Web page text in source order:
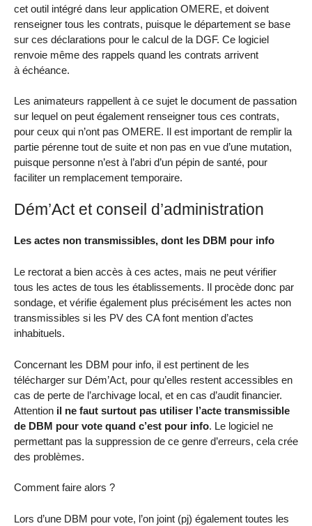
cet outil intégré dans leur application OMERE, et doivent
renseigner tous les contrats, puisque le département se base
sur ces déclarations pour le calcul de la DGF. Ce logiciel
renvoie même des rappels quand les contrats arrivent
à échéance.
Les animateurs rappellent à ce sujet le document de passation
sur lequel on peut également renseigner tous ces contrats,
pour ceux qui n’ont pas OMERE. Il est important de remplir la
partie pérenne tout de suite et non pas en vue d’une mutation,
puisque personne n’est à l’abri d’un pépin de santé, pour
faciliter un remplacement temporaire.
Dém’Act et conseil d’administration
Les actes non transmissibles, dont les DBM pour info
Le rectorat a bien accès à ces actes, mais ne peut vérifier
tous les actes de tous les établissements. Il procède donc par
sondage, et vérifie également plus précisément les actes non
transmissibles si les PV des CA font mention d’actes
inhabituels.
Concernant les DBM pour info, il est pertinent de les
télécharger sur Dém’Act, pour qu’elles restent accessibles en
cas de perte de l’archivage local, et en cas d’audit financier.
Attention il ne faut surtout pas utiliser l’acte transmissible
de DBM pour vote quand c’est pour info. Le logiciel ne
permettant pas la suppression de ce genre d’erreurs, cela crée
des problèmes.
Comment faire alors ?
Lors d’une DBM pour vote, l’on joint (pj) également toutes les